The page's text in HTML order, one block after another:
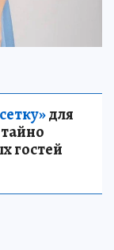
для
гостей